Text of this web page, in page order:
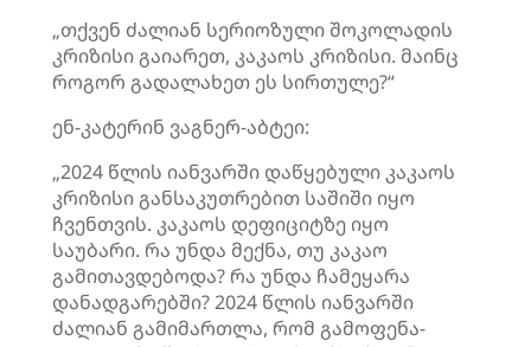
„თქვენ ძალიან სერიოზული შოკოლადის
კრიზისი გაიარეთ, კაკაოს კრიზისი. მაინც
როგორ გადალახეთ ეს სირთულე?“
ენ-კატერინ ვაგნერ-აბტეი:
„2024 წლის იანვარში დაწყებული კაკაოს
კრიზისი განსაკუთრებით საშიში იყო
ჩვენთვის. კაკაოს დეფიციტზე იყო
საუბარი. რა უნდა მექნა, თუ კაკაო
გამითავდებოდა? რა უნდა ჩამეყარა
დანადგარებში? 2024 წლის იანვარში
ძალიან გამიმართლა, რომ გამოფენა-